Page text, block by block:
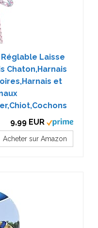
Laisse
Chaton,Harnais
et
9,99 EUR
Acheter sur Amazon